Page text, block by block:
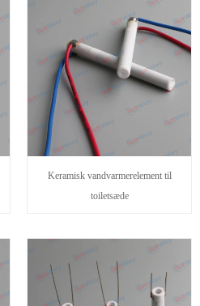
Keramisk vandvarmerelement til
toiletsæde